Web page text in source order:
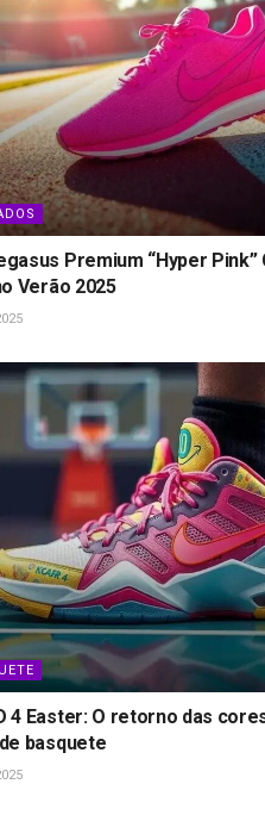
Premium “Hyper Pink”
Verão 2025
4 Easter: O retorno das
basquete